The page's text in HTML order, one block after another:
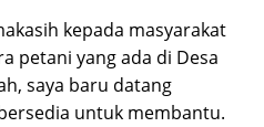
kepada masyarakat
petani yang ada di Desa
saya baru datang
untuk membantu.